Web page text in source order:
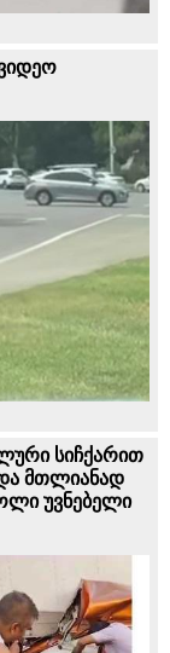
სიჩქარით
მთლიანად
უვნებელი